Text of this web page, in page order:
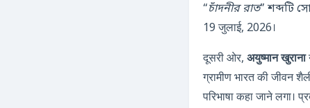
“চাঁদনীর রাত” শব্দটি
19 जुलाई, 2026।
दूसरी ओर, अयुष्मान खुराना
ग्रामीण भारत की जीवन
परिभाषा कहा जाने लगा।